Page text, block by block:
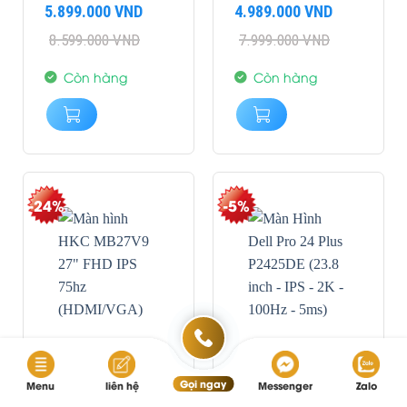
INCH – IPS – 2K – 1MS
– 240HZ)
8.599.000VND
Giá
là:
5.899.000VND
Giá
tại
5.899.000 VND.
Còn hàng
INCH – FHD – IPS –
75HZ – 5MS – USB
TYPEC – DELTA E<2)
7.999.000VND
Giá
là:
4.989.000VND
Giá
tại
4.989.000 VND.
Còn hàng
-24%
MÀN HÌNH HKC
-5%
MÀN HÌNH DELL PRO 24
Menu liên hệ Gọi ngay Messenger Zalo